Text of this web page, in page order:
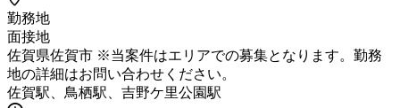
勤務地
面接地
佐賀県佐賀市 ※当案件はエリアでの募集となります。勤務
地の詳細はお問い合わせください。
佐賀駅、鳥栖駅、吉野ケ里公園駅